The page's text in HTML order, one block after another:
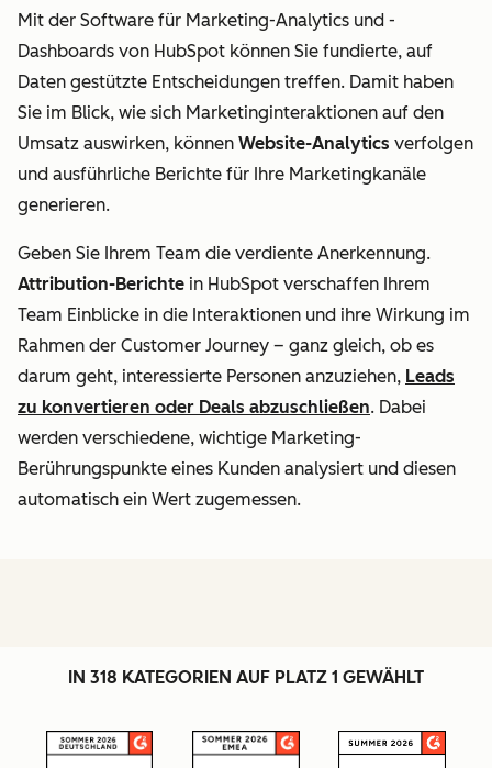
Mit der Software für Marketing-Analytics und -
Dashboards von HubSpot können Sie fundierte, auf
Daten gestützte Entscheidungen treffen. Damit haben
Sie im Blick, wie sich Marketinginteraktionen auf den
Umsatz auswirken, können Website-Analytics verfolgen
und ausführliche Berichte für Ihre Marketingkanäle
generieren.
Geben Sie Ihrem Team die verdiente Anerkennung.
Attribution-Berichte in HubSpot verschaffen Ihrem
Team Einblicke in die Interaktionen und ihre Wirkung im
Rahmen der Customer Journey – ganz gleich, ob es
darum geht, interessierte Personen anzuziehen, Leads
zu konvertieren oder Deals abzuschließen. Dabei
werden verschiedene, wichtige Marketing-
Berührungspunkte eines Kunden analysiert und diesen
automatisch ein Wert zugemessen.
IN 318 KATEGORIEN AUF PLATZ 1 GEWÄHLT